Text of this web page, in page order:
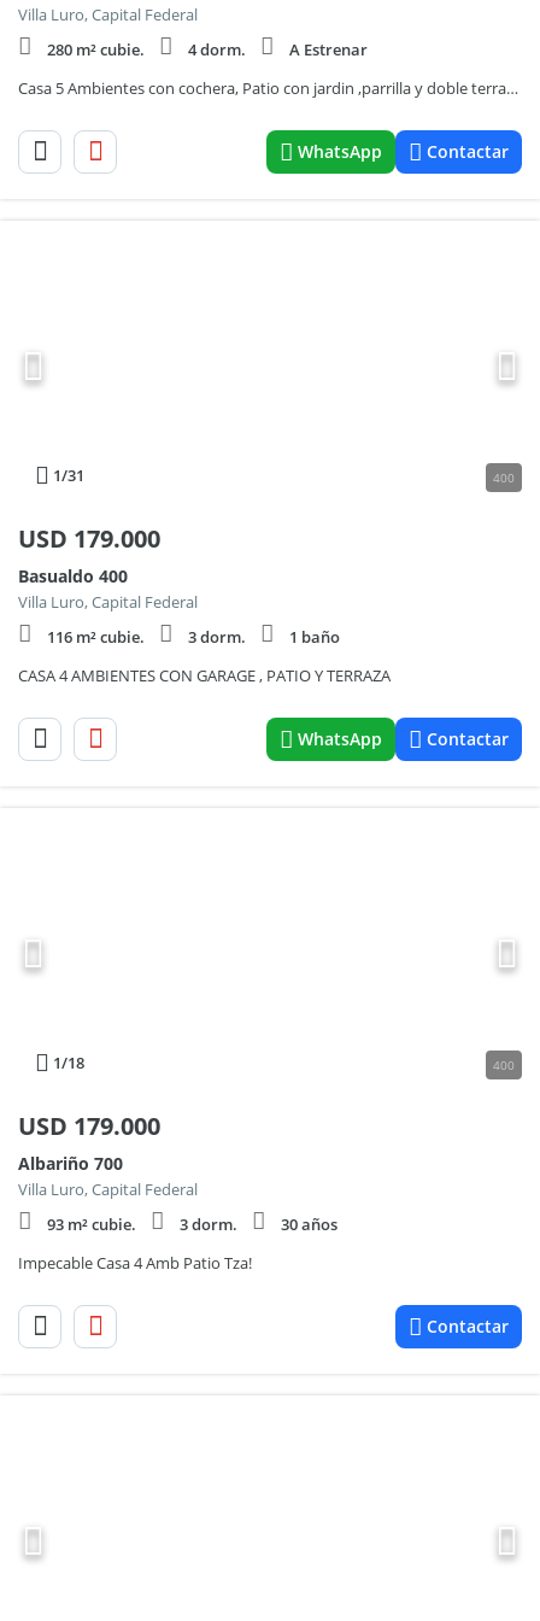
Villa Luro, Capital Federal
280 m² cubie.
4 dorm.
A Estrenar
Casa 5 Ambientes con cochera, Patio con jardin ,parrilla y doble terraza.440mts2
WhatsApp Contactar
1/31 400
USD 179.000
Basualdo 400
Villa Luro, Capital Federal
116 m² cubie.
3 dorm.
1 baño
CASA 4 AMBIENTES CON GARAGE , PATIO Y TERRAZA
WhatsApp Contactar
1/18 400
USD 179.000
Albariño 700
Villa Luro, Capital Federal
93 m² cubie.
3 dorm.
30 años
Impecable Casa 4 Amb Patio Tza!
Contactar